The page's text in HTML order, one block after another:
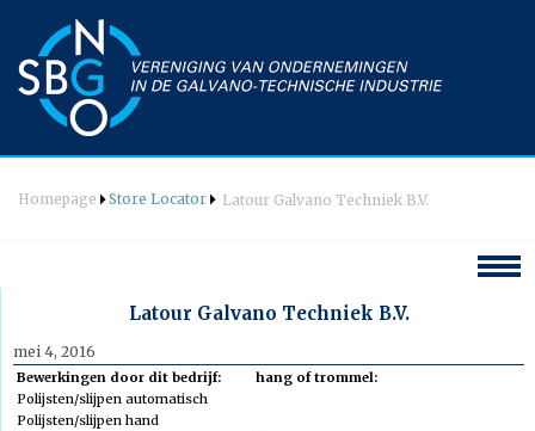
Homepage Store Locator Latour Galvano Techniek B.V.
Hoofdmenu
Welkom
Agenda
Nieuws
Latour Galvano Techniek B.V.
mei 4, 2016
Bewerkingen door dit bedrijf:
hang of trommel:
Polijsten/slijpen automatisch
Polijsten/slijpen hand